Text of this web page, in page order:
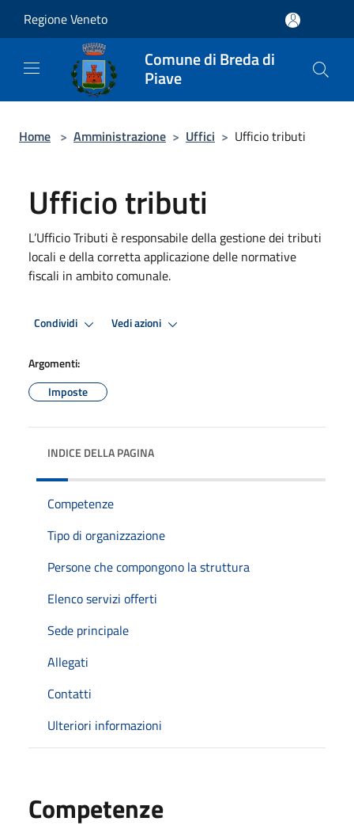
Regione Veneto
Comune di Breda di
Piave
Home > Amministrazione > Uffici > Ufficio tributi
Ufficio tributi
L’Ufficio Tributi è responsabile della gestione dei tributi
locali e della corretta applicazione delle normative
fiscali in ambito comunale.
Condividi Vedi azioni
Argomenti:
Imposte
INDICE DELLA PAGINA
Competenze
Tipo di organizzazione
Persone che compongono la struttura
Elenco servizi offerti
Sede principale
Allegati
Contatti
Ulteriori informazioni
Competenze